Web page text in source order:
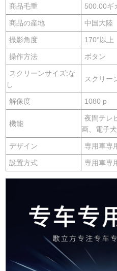
商品毛重 500.00ギ
商品の産地 中国大陸
撮影角度 170°以上
操作方法 ボタン
スクリーンサイズ:な
し
スクリー
解像度 1080 p
機能
夜間テレ
画、電子
デザイン 専用車専
設置方式 専用車専